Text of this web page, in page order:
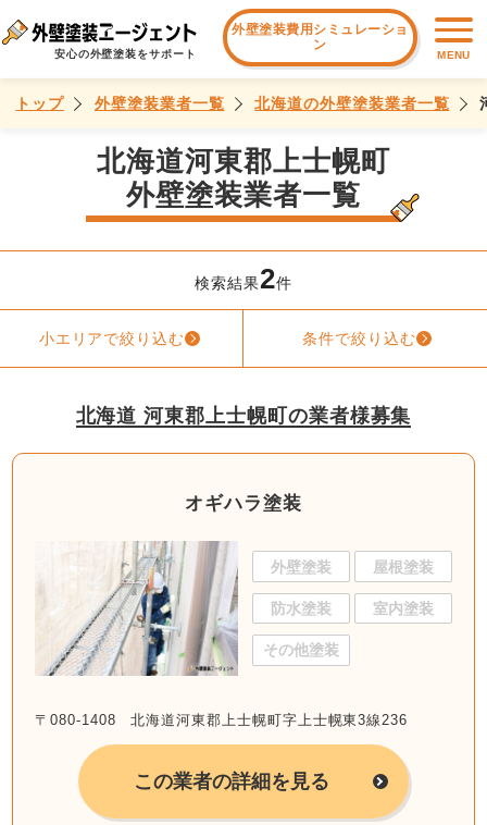
安心の外壁塗装をサポート
外壁塗装費用シミュレーショ
ン
MENU
トップ 外壁塗装業者一覧 北海道の外壁塗装業者一覧
北海道河東郡上士幌町
外壁塗装業者一覧
検索結果2件
小エリアで絞り込む 条件で絞り込む
北海道 河東郡上士幌町の業者様募集
オギハラ塗装
外壁塗装 屋根塗装
防水塗装 室内塗装
その他塗装
〒080-1408 北海道河東郡上士幌町字上士幌東3線236
この業者の詳細を見る